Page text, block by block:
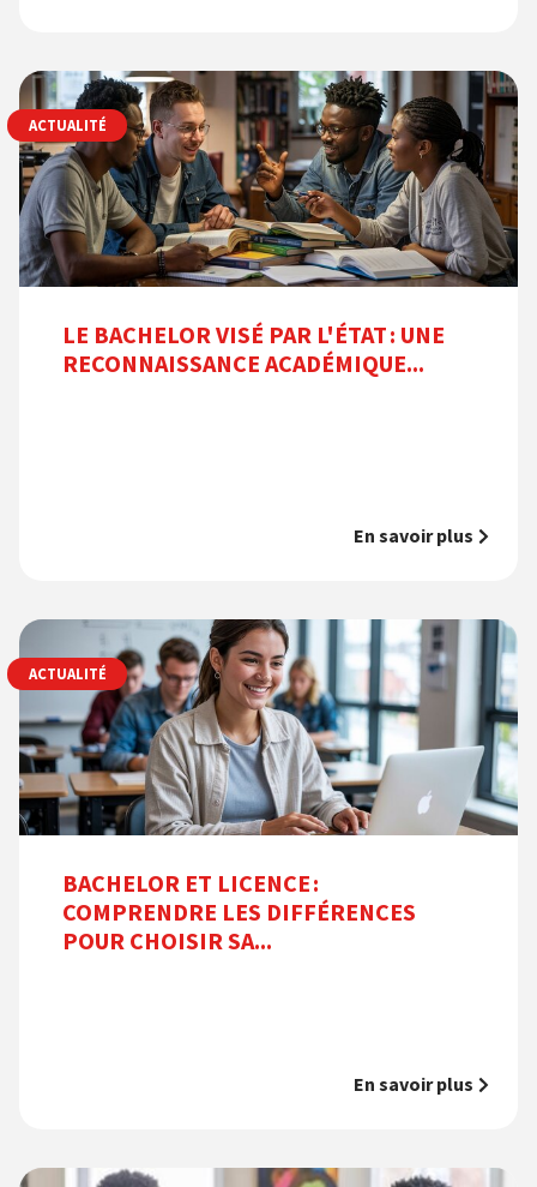
LE BACHELOR VISÉ PAR L'ÉTAT : UNE
RECONNAISSANCE ACADÉMIQUE...
En savoir plus
ACTUALITÉ
BACHELOR ET LICENCE :
COMPRENDRE LES DIFFÉRENCES
POUR CHOISIR SA...
En savoir plus
ACTUALITÉ